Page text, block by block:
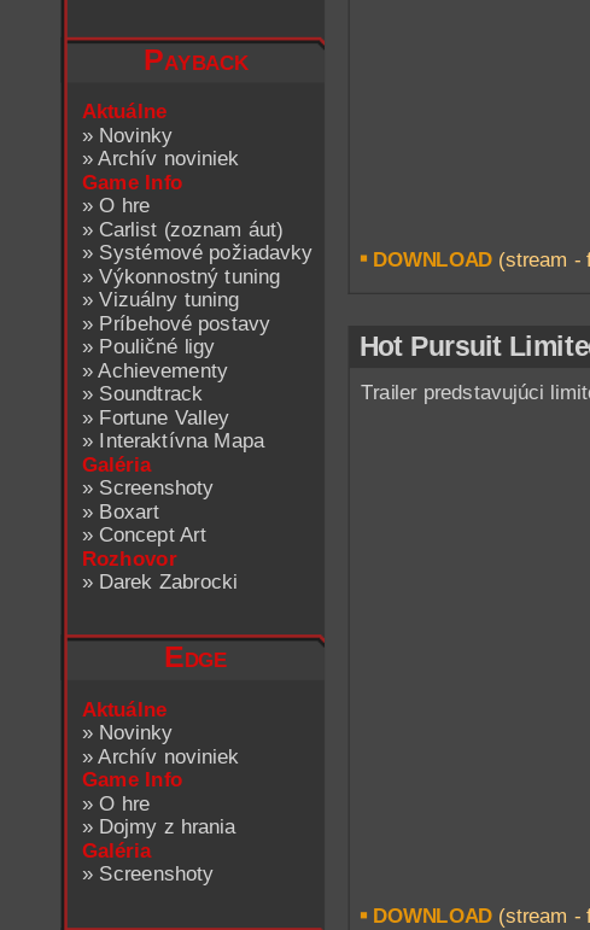
Payback
Aktuálne
» Novinky
»Archív noviniek
Game Info
»O hre
» Carlist (zoznam áut)
» Systémové požiadavky
»Výkonnostný tuning
»Vizuálny tuning
» Príbehové postavy
» Pouličné ligy
»Achievementy
» Soundtrack
» Fortune Valley
» Interaktívna Mapa
Galéria
» Screenshoty
» Boxart
» Concept Art
Rozhovor
» Darek Zabrocki
Edge
Aktuálne
» Novinky
»Archív noviniek
Game Info
»O hre
» Dojmy z hrania
Galéria
» Screenshoty
DOWNLOAD (stream -
Hot Pursuit
Trailer predstavujúci
DOWNLOAD (stream -